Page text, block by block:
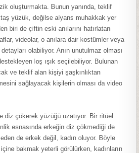
oluşturmakta. Bunun yanında, teklif
yüzük, değilse alyans muhakkak yer
biri de çiftin eski anılarını hatırlatan
videolar, o anılara dair kostümler veya
olabiliyor. Anın unutulmaz olması
loş ışık seçilebiliyor. Bulunan
ve teklif alan kişiyi şaşkınlıktan
sağlayacak kişilerin olması da video
diz çökerek yüzüğü uzatıyor. Bir ritüel
esnasında erkeğin diz çökmediği de
de erkek değil, kadın oluyor. Böyle
bakmak yeterli görülürken, kadınların